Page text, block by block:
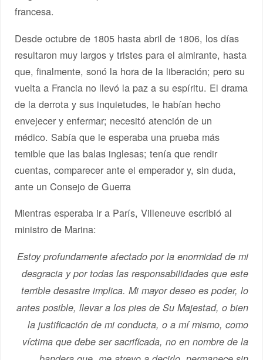
francesa.
Desde octubre de 1805 hasta abril de 1806, los días
resultaron muy largos y tristes para el almirante, hasta
que, finalmente, sonó la hora de la liberación; pero su
vuelta a Francia no llevó la paz a su espíritu. El drama
de la derrota y sus inquietudes, le habían hecho
envejecer y enfermar; necesitó atención de un
médico. Sabía que le esperaba una prueba más
temible que las balas inglesas; tenía que rendir
cuentas, comparecer ante el emperador y, sin duda,
ante un Consejo de Guerra
Mientras esperaba ir a París, Villeneuve escribió al
ministro de Marina:
Estoy profundamente afectado por la enormidad de mi
desgracia y por todas las responsabilidades que este
terrible desastre implica. Mi mayor deseo es poder, lo
antes posible, llevar a los pies de Su Majestad, o bien
la justificación de mi conducta, o a mí mismo, como
víctima que debe ser sacrificada, no en nombre de la